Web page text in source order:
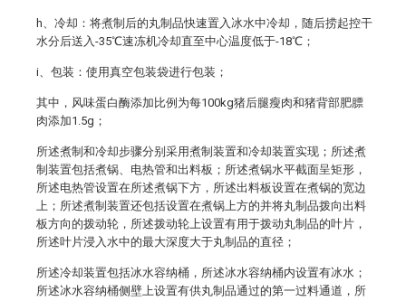
h、冷却：将煮制后的丸制品快速置入冰水中冷却，随后捞起控干
水分后送入-35℃速冻机冷却直至中心温度低于-18℃；
i、包装：使用真空包装袋进行包装；
其中，风味蛋白酶添加比例为每100kg猪后腿瘦肉和猪背部肥膘
肉添加1.5g；
所述煮制和冷却步骤分别采用煮制装置和冷却装置实现；所述煮
制装置包括煮锅、电热管和出料板；所述煮锅水平截面呈矩形，
所述电热管设置在所述煮锅下方，所述出料板设置在煮锅的宽边
上；所述煮制装置还包括设置在煮锅上方的并将丸制品拨向出料
板方向的拨动轮，所述拨动轮上设置有用于拨动丸制品的叶片，
所述叶片浸入水中的最大深度大于丸制品的直径；
所述冷却装置包括冰水容纳桶，所述冰水容纳桶内设置有冰水；
所述冰水容纳桶侧壁上设置有供丸制品通过的第一过料通道，所